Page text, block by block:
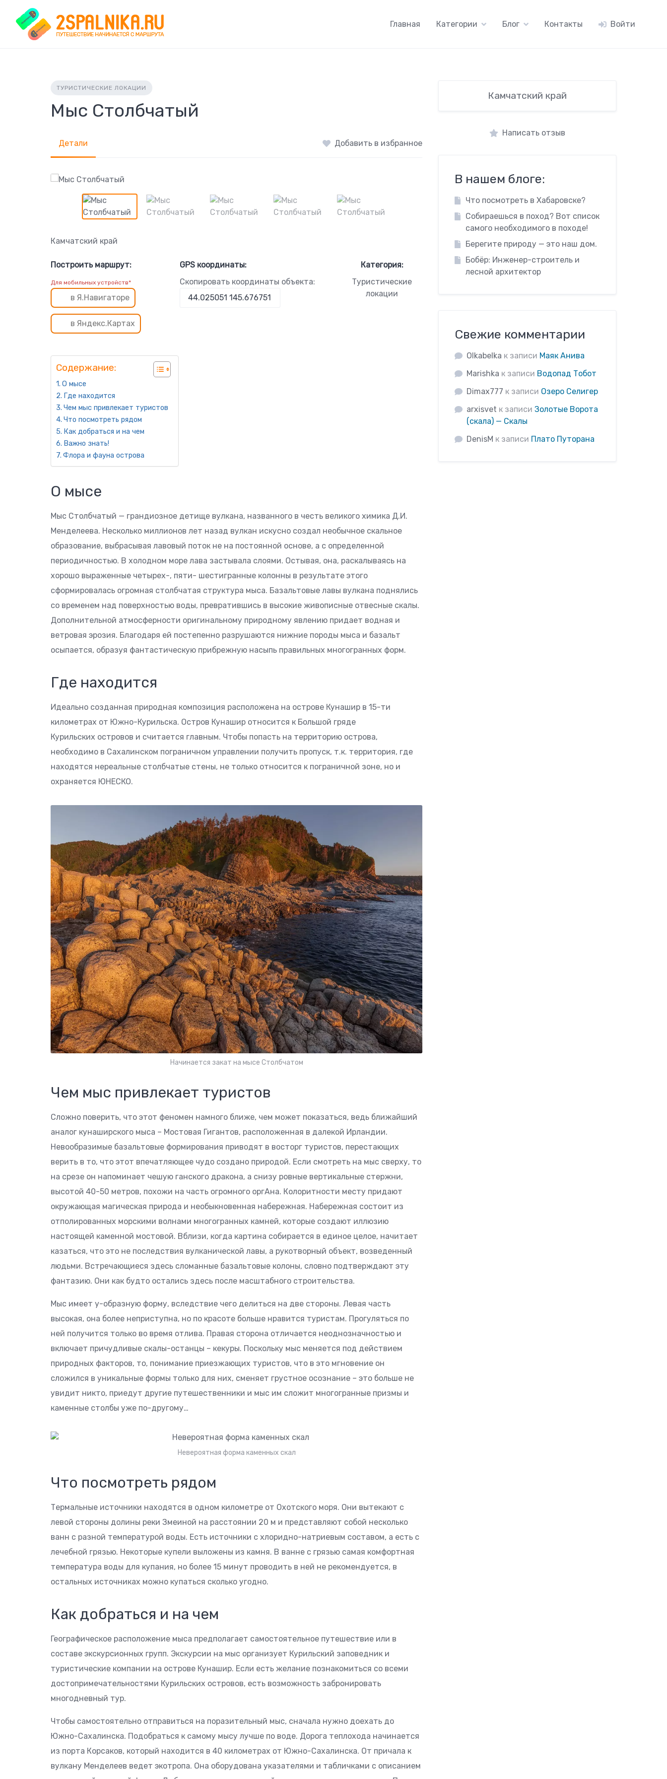
content
Главная Категории Блог Контакты Войти
ТУРИСТИЧЕСКИЕ ЛОКАЦИИ
Мыс Столбчатый
Детали Добавить в избранное
Камчатский край
Построить маршрут:
Для мобильных устройств*
в Я.Навигаторе
в Яндекс.Картах
GPS координаты:
Скопировать координаты объекта:
Категория:
Туристические
локации
Содержание:
О мысе
Где находится
Чем мыс привлекает туристов
Что посмотреть рядом
Как добраться и на чем
Важно знать!
Флора и фауна острова
О мысе
Мыс Столбчатый — грандиозное детище вулкана, названного в честь великого химика Д.И.
Менделеева. Несколько миллионов лет назад вулкан искусно создал необычное скальное
образование, выбрасывая лавовый поток не на постоянной основе, а с определенной
периодичностью. В холодном море лава застывала слоями. Остывая, она, раскалываясь на
хорошо выраженные четырех-, пяти- шестигранные колонны в результате этого
сформировалась огромная столбчатая структура мыса. Базальтовые лавы вулкана поднялись
со временем над поверхностью воды, превратившись в высокие живописные отвесные скалы.
Дополнительной атмосферности оригинальному природному явлению придает водная и
ветровая эрозия. Благодаря ей постепенно разрушаются нижние породы мыса и базальт
осыпается, образуя фантастическую прибрежную насыпь правильных многогранных форм.
Где находится
Идеально созданная природная композиция расположена на острове Кунашир в 15-ти
километрах от Южно-Курильска. Остров Кунашир относится к Большой гряде
Курильских островов и считается главным. Чтобы попасть на территорию острова,
необходимо в Сахалинском пограничном управлении получить пропуск, т.к. территория, где
находятся нереальные столбчатые стены, не только относится к пограничной зоне, но и
охраняется ЮНЕСКО.
Начинается закат на мысе Столбчатом
Чем мыс привлекает туристов
Сложно поверить, что этот феномен намного ближе, чем может показаться, ведь ближайший
аналог кунаширского мыса – Мостовая Гигантов, расположенная в далекой Ирландии.
Невообразимые базальтовые формирования приводят в восторг туристов, перестающих
верить в то, что этот впечатляющее чудо создано природой. Если смотреть на мыс сверху, то
на срезе он напоминает чешую ганского дракона, а снизу ровные вертикальные стержни,
высотой 40-50 метров, похожи на часть огромного оргАна. Колоритности месту придают
окружающая магическая природа и необыкновенная набережная. Набережная состоит из
отполированных морскими волнами многогранных камней, которые создают иллюзию
настоящей каменной мостовой. Вблизи, когда картина собирается в единое целое, начитает
казаться, что это не последствия вулканической лавы, а рукотворный объект, возведенный
людьми. Встречающиеся здесь сломанные базальтовые колоны, словно подтверждают эту
фантазию. Они как будто остались здесь после масштабного строительства.
Мыс имеет y-образную форму, вследствие чего делиться на две стороны. Левая часть
высокая, она более неприступна, но по красоте больше нравится туристам. Прогуляться по
ней получится только во время отлива. Правая сторона отличается неоднозначностью и
включает причудливые скалы-останцы – кекуры. Поскольку мыс меняется под действием
природных факторов, то, понимание приезжающих туристов, что в это мгновение он
сложился в уникальные формы только для них, сменяет грустное осознание – это больше не
увидит никто, приедут другие путешественники и мыс им сложит многогранные призмы и
каменные столбы уже по-другому…
Невероятная форма каменных скал
Что посмотреть рядом
Термальные источники находятся в одном километре от Охотского моря. Они вытекают с
левой стороны долины реки Змеиной на расстоянии 20 м и представляют собой несколько
ванн с разной температурой воды. Есть источники с хлоридно-натриевым составом, а есть с
лечебной грязью. Некоторые купели выложены из камня. В ванне с грязью самая комфортная
температура воды для купания, но более 15 минут проводить в ней не рекомендуется, в
остальных источниках можно купаться сколько угодно.
Как добраться и на чем
Географическое расположение мыса предполагает самостоятельное путешествие или в
составе экскурсионных групп. Экскурсии на мыс организует Курильский заповедник и
туристические компании на острове Кунашир. Если есть желание познакомиться со всеми
достопримечательностями Курильских островов, есть возможность забронировать
многодневный тур.
Чтобы самостоятельно отправиться на поразительный мыс, сначала нужно доехать до
Южно-Сахалинска. Подобраться к самому мысу лучше по воде. Дорога теплохода начинается
из порта Корсаков, который находится в 40 километрах от Южно-Сахалинска. От причала к
вулкану Менделеев ведет экотропа. Она оборудована указателями и табличками с описанием
Камчатский край
Написать отзыв
В нашем блоге:
Что посмотреть в Хабаровске?
Собираешься в поход? Вот список
самого необходимого в походе!
Берегите природу — это наш дом.
Бобёр: Инженер-строитель и
лесной архитектор
Свежие комментарии
Olkabelka к записи Маяк Анива
Marishka к записи Водопад Тобот
Dimax777 к записи Озеро Селигер
arxisvet к записиЗолотые Ворота
(скала) — Скалы
DenisM к записи Плато Путорана